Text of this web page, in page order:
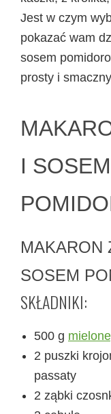
Jest w czym
pokazać wam
sosem
prosty i
I SOSEM
MAKARON
SOSEM
SKŁADNIKI:
500 g
2 puszki
passaty
2 ząbki